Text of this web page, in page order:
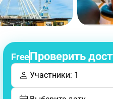
FreeПроверить
Участники: 1